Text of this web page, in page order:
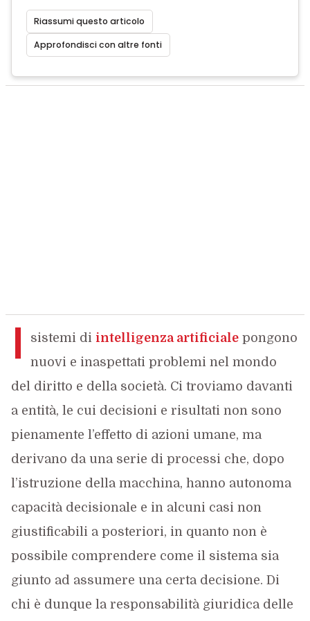
Riassumi questo articolo
Approfondisci con altre fonti
I sistemi di intelligenza artificialepongono
nuovi e inaspettati problemi nel mondo
del diritto e della società. Ci troviamo davanti
a entità, le cui decisioni e risultati non sono
pienamente l’effetto di azioni umane, ma
derivano da una serie di processi che, dopo
l’istruzione della macchina, hanno autonoma
capacità decisionale e in alcuni casi non
giustificabili a posteriori, in quanto non è
possibile comprendere come il sistema sia
giunto ad assumere una certa decisione. Di
chi è dunque la responsabilità giuridica delle